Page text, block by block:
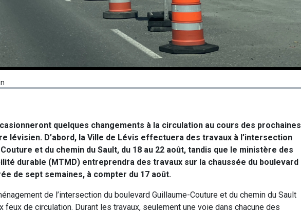
quelques changements à la circulation au cours des prochaines
lévisien. D’abord, la Ville de Lévis effectuera des travaux à l’intersection
et du chemin du Sault, du 18 au 22 août, tandis que le ministère des
durable (MTMD) entreprendra des travaux sur la chaussée du boulevard
de sept semaines, à compter du 17 août.
de l’intersection du boulevard Guillaume-Couture et du chemin du Sault
feux de circulation. Durant les travaux, seulement une voie dans chacune des